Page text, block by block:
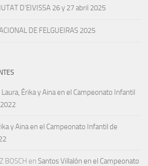
D’EIVISSA 26 y 27 abril 2025
DE FELGUEIRAS 2025
Laura, Érika y Aina en el Campeonato Infantil
y Aina en el Campeonato Infantil de
BOSCH en Santos Villalón en el Campeonato